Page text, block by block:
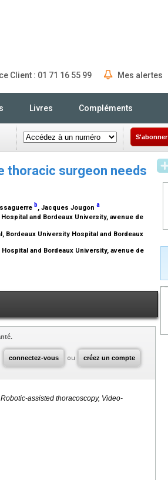
Client : 01 71 16 55 99 Mes alertes
Livres Compléments
S'abonner
thoracic surgeon needs
b, Jacques Jougon a
and Bordeaux University, avenue de
Bordeaux University Hospital and Bordeaux
and Bordeaux University, avenue de
connectez-vous ou créez un compte
assisted thoracoscopy, Video-